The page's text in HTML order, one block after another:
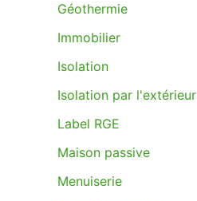
Géothermie
Immobilier
Isolation
Isolation par l'extérieur
Label RGE
Maison passive
Menuiserie